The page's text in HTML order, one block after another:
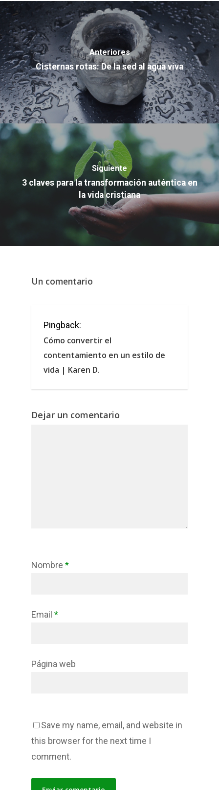
Anteriores
Cisternas rotas: De la sed al agua viva
Siguiente
3 claves para la transformación auténtica en
la vida cristiana
Un comentario
Pingback:
Cómo convertir el
contentamiento en un estilo de
vida | Karen D.
Dejar un comentario
Nombre *
Email *
Página web
Save my name, email, and website in
this browser for the next time I
comment.